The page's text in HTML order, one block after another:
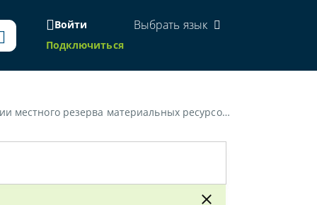
Войти
Подключиться
Выбрать язык
ресурсов для ликвидации чрезвычайных ситуаций»